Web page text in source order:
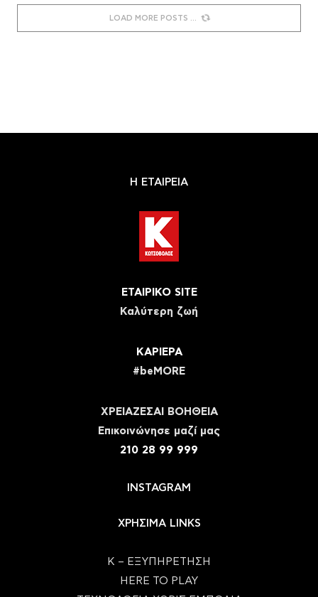
LOAD MORE POSTS
Η ΕΤΑΙΡΕΙΑ
ΕΤΑΙΡΙΚΟ SITE
Καλύτερη ζωή
ΚΑΡΙΕΡΑ
#beMORE
ΧΡΕΙΑΖΕΣΑΙ ΒΟΗΘΕΙΑ
Eπικοινώνησε μαζί μας
210 28 99 999
INSTAGRAM
ΧΡΗΣΙΜΑ LINKS
Κ – ΕΞΥΠΗΡΕΤΗΣΗ
HERE TO PLAY